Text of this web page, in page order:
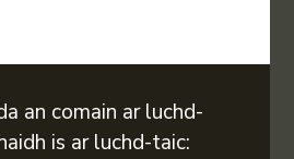
an comain ar luchd-
is ar luchd-taic: